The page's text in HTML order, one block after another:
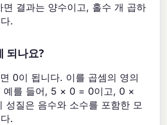
면 결과는 양수이고, 홀수 개 곱하
.
되나요?
0이 됩니다. 이를 곱셈의 영의
예를 들어, 5 × 0 = 0이고, 0 ×
질은 음수와 소수를 포함한 모
.